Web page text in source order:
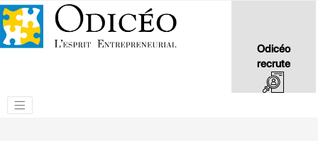
Odicéo
recrute